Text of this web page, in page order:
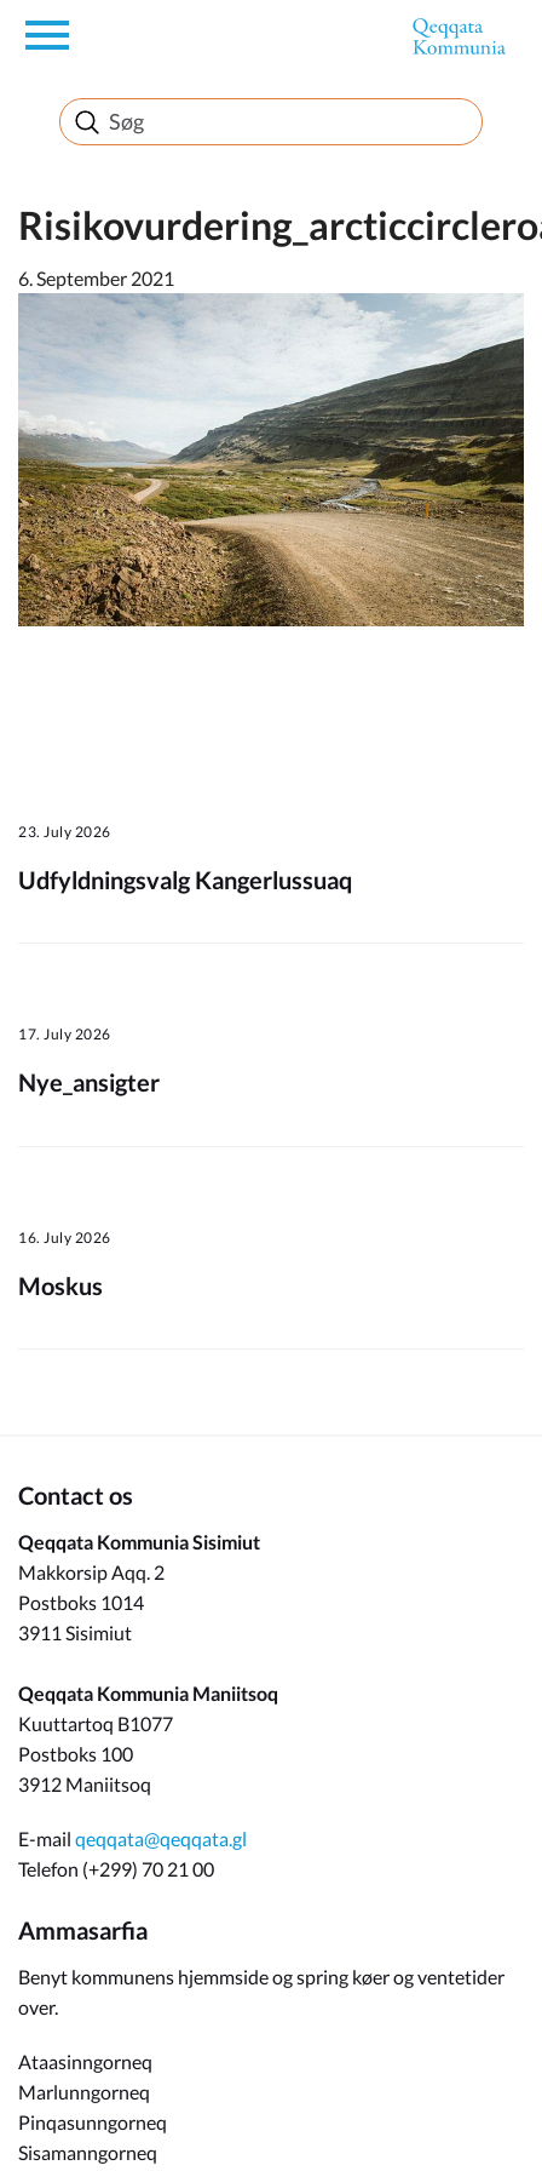
en
Borger
Erhverv
Politik
Turisme
Kommuneplanen
Om_kommunen
6. September 2021
23. July 2026
Udfyldningsvalg Kangerlussuaq
17. July 2026
Nye_ansigter
16. July 2026
Moskus
Contact os
Qeqqata Kommunia Sisimiut
Makkorsip Aqq. 2
Postboks 1014
3911 Sisimiut
Qeqqata Kommunia Maniitsoq
Kuuttartoq B1077
Postboks 100
3912 Maniitsoq
E-mail qeqqata@qeqqata.gl
Telefon (+299) 70 21 00
Ammasarfia
Benyt kommunens hjemmside og spring køer og ventetider
over.
Ataasinngorneq
Marlunngorneq
Pinqasunngorneq
Sisamanngorneq